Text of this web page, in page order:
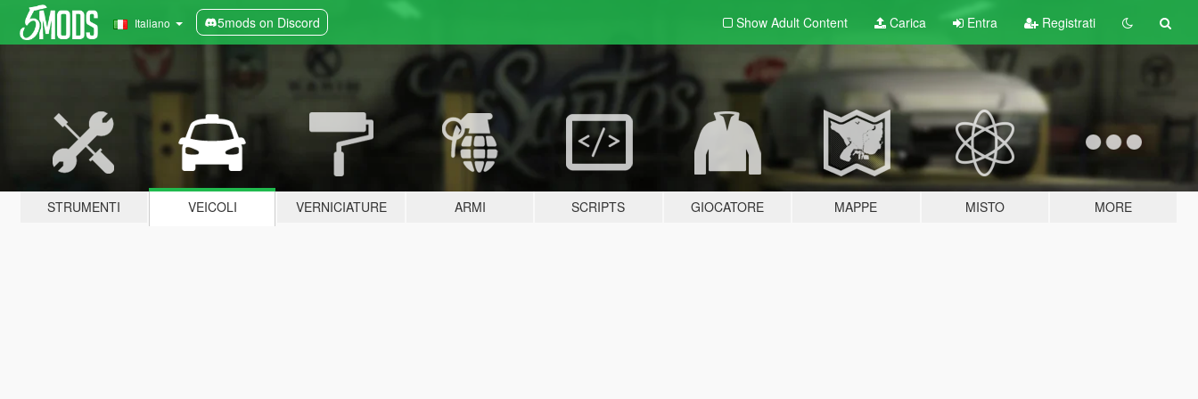
Italiano 5mods on Discord Show Adult Content Carica Entra Registrati
STRUMENTI VEICOLI VERNICIATURE ARMI SCRIPTS GIOCATORE MAPPE MISTO MORE